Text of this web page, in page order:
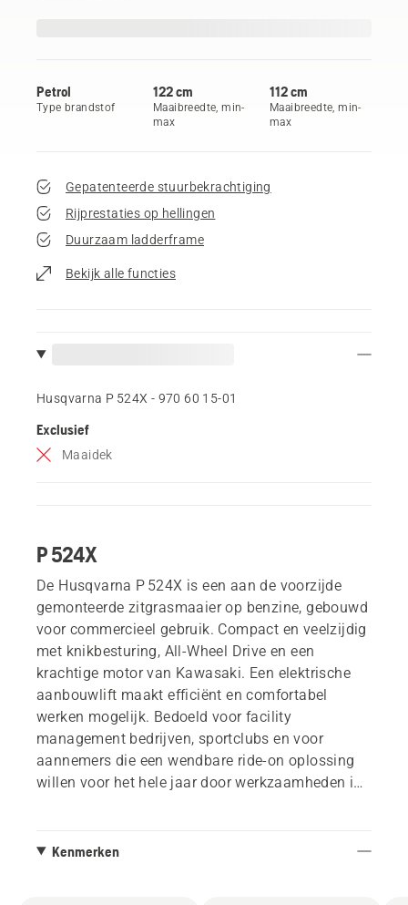
Petrol
Type brandstof
122 cm
Maaibreedte, min-
max
112 cm
Maaibreedte, min-
max
Gepatenteerde stuurbekrachtiging
Rijprestaties op hellingen
Duurzaam ladderframe
Bekijk alle functies
Husqvarna P 524X - 970 60 15‑01
Exclusief
Maaidek
P 524X
De Husqvarna P 524X is een aan de voorzijde
gemonteerde zitgrasmaaier op benzine, gebouwd
voor commercieel gebruik. Compact en veelzijdig
met knikbesturing, All-Wheel Drive en een
krachtige motor van Kawasaki. Een elektrische
aanbouwlift maakt efficiënt en comfortabel
werken mogelijk. Bedoeld voor facility
management bedrijven, sportclubs en voor
aannemers die een wendbare ride-on oplossing
willen voor het hele jaar door werkzaamheden in
112 en 122 cm.
Kenmerken